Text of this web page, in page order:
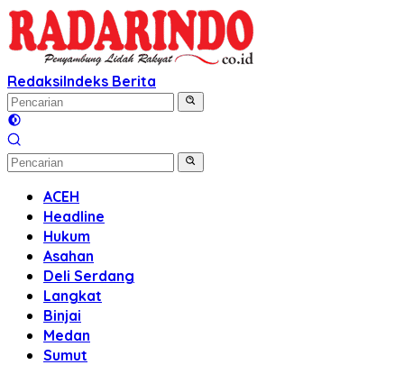
Langsung
ke
konten
RedaksiIndeks Berita
ACEH
Headline
Hukum
Asahan
Deli Serdang
Langkat
Binjai
Medan
Sumut